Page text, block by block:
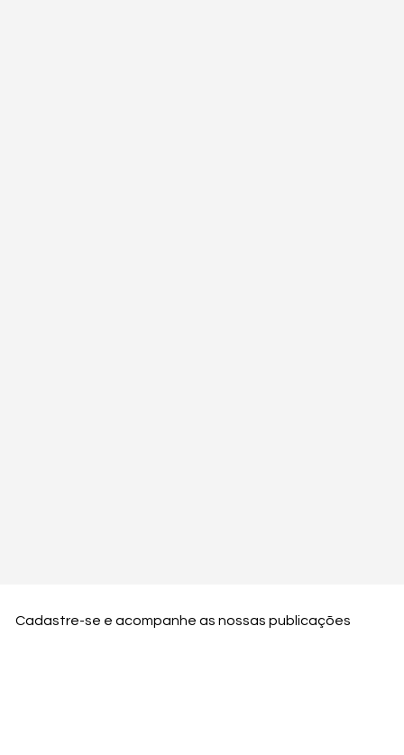
Cadastre-se e acompanhe as nossas publicações